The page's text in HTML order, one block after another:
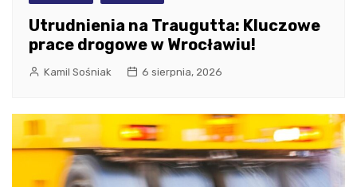
Utrudnienia na Traugutta: Kluczowe
prace drogowe w Wrocławiu!
Kamil Sośniak 6 sierpnia, 2026